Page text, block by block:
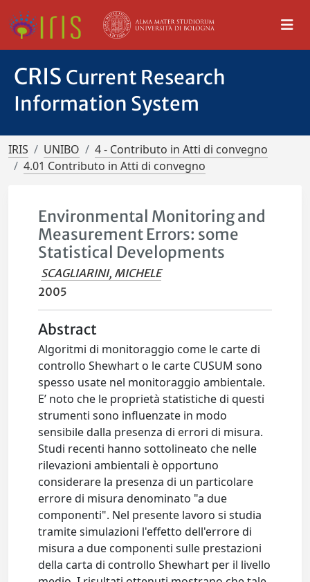
CRIS Current Research
Information System
IRIS UNIBO
4 - Contributo in Atti di convegno
4.01 Contributo in Atti di convegno
Environmental Monitoring and
Measurement Errors: some
Statistical Developments
SCAGLIARINI, MICHELE
2005
Abstract
Algoritmi di monitoraggio come le carte di
controllo Shewhart o le carte CUSUM sono
spesso usate nel monitoraggio ambientale.
E’ noto che le proprietà statistiche di questi
strumenti sono influenzate in modo
sensibile dalla presenza di errori di misura.
Studi recenti hanno sottolineato che nelle
rilevazioni ambientali è opportuno
considerare la presenza di un particolare
errore di misura denominato "a due
componenti". Nel presente lavoro si studia
tramite simulazioni l'effetto dell'errore di
misura a due componenti sulle prestazioni
della carta di controllo Shewhart per il livello